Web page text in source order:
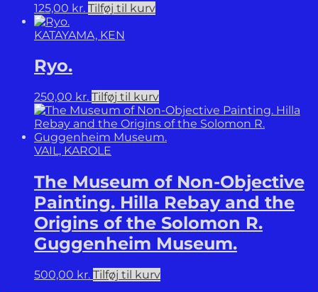
125,00 kr. Tilføj til kurv
KATAYAMA, KEN
Ryo.
250,00 kr. Tilføj til kurv
VAIL, KAROLE
The Museum of Non-Objective
Painting. Hilla Rebay and the
Origins of the Solomon R.
Guggenheim Museum.
500,00 kr. Tilføj til kurv